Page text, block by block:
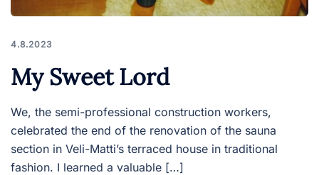
4.8.2023
My Sweet Lord
We, the semi-professional construction workers,
celebrated the end of the renovation of the sauna
section in Veli-Matti’s terraced house in traditional
fashion. I learned a valuable […]